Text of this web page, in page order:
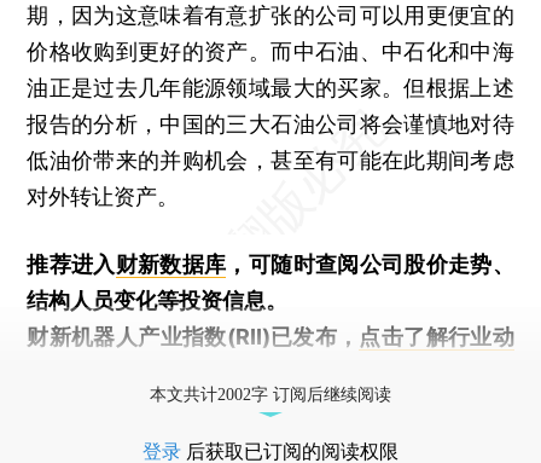
期，因为这意味着有意扩张的公司可以用更便宜的
价格收购到更好的资产。而中石油、中石化和中海
油正是过去几年能源领域最大的买家。但根据上述
报告的分析，中国的三大石油公司将会谨慎地对待
低油价带来的并购机会，甚至有可能在此期间考虑
对外转让资产。
推荐进入财新数据库 ，可随时查阅公司股价走势、
结构人员变化等投资信息。
财新机器人产业指数(RII)已发布， 点击了解行业动
本文共计2002字 订阅后继续阅读
登录 后获取已订阅的阅读权限